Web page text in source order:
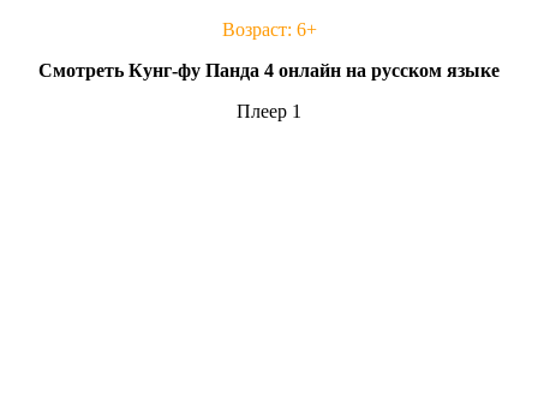
Возраст: 6+
Смотреть Кунг-фу Панда 4 онлайн на русском языке
Плеер 1